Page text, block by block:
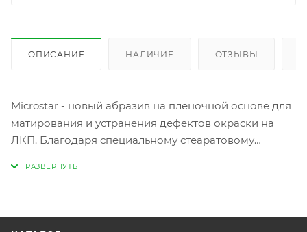
ОПИСАНИЕ НАЛИЧИЕ ОТЗЫВЫ
Microstar - новый абразив на пленочной основе для
матирования и устранения дефектов окраски на
ЛКП. Благодаря специальному стеаратовому